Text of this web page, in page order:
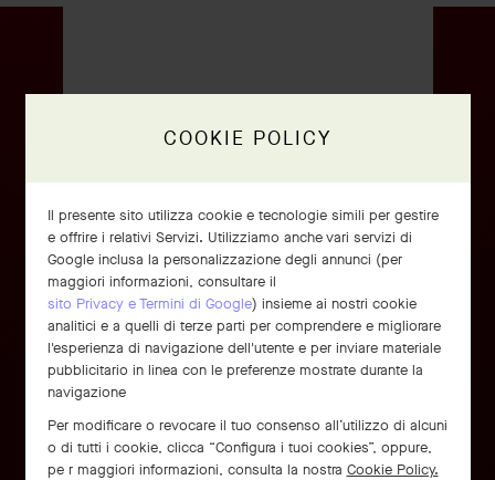
Anello Perlée signature
Oro rosa
COOKIE POLICY
Il presente sito utilizza cookie e tecnologie simili per gestire
e offrire i relativi Servizi. Utilizziamo anche vari servizi di
Google inclusa la personalizzazione degli annunci (per
maggiori informazioni, consultare il
sito Privacy e Termini di Google) insieme ai nostri cookie
analitici e a quelli di terze parti per comprendere e migliorare
l'esperienza di navigazione dell'utente e per inviare materiale
pubblicitario in linea con le preferenze mostrate durante la
navigazione
Per modificare o revocare il tuo consenso all’utilizzo di alcuni
o di tutti i cookie, clicca “Configura i tuoi cookies”, oppure,
pe r maggiori informazioni, consulta la nostra Cookie Policy.